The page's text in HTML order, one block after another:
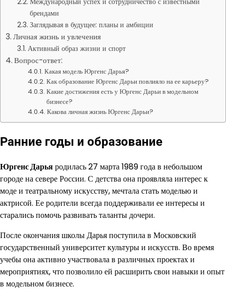
брендами
Заглядывая в будущее: планы и амбиции
Личная жизнь и увлечения
Активный образ жизни и спорт
Вопрос-ответ:
Какая модель Юргенс Дарья?
Как образование Юргенс Дарьи повлияло на ее карьеру?
Какие достижения есть у Юргенс Дарьи в модельном
бизнесе?
Какова личная жизнь Юргенс Дарьи?
Ранние годы и образование
Юргенс Дарьяродилась 27 марта 1989 года в небольшом
городе на севере России. С детства она проявляла интерес к
моде и театральному искусству, мечтала стать моделью и
актрисой. Ее родители всегда поддерживали ее интересы и
старались помочь развивать таланты дочери.
После окончания школы Дарья поступила в Московский
государственный университет культуры и искусств. Во время
учебы она активно участвовала в различных проектах и
мероприятиях, что позволило ей расширить свои навыки и опыт
в модельном бизнесе.